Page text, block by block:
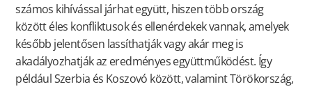
számos kihívással járhat együtt, hiszen több ország
között éles konfliktusok és ellenérdekek vannak, amelyek
később jelentősen lassíthatják vagy akár meg is
akadályozhatják az eredményes együttműködést. Így
például Szerbia és Koszovó között, valamint Törökország,